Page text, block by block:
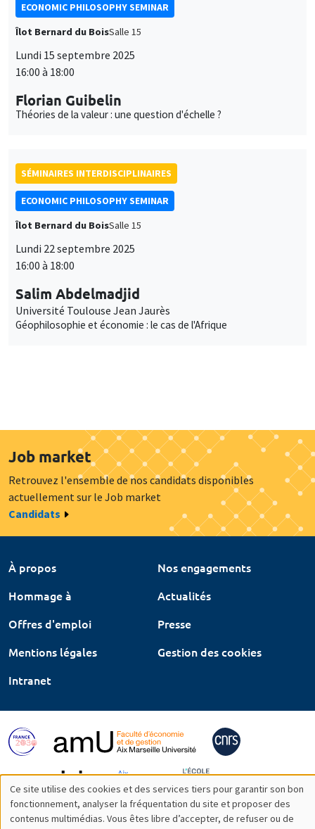
ECONOMIC PHILOSOPHY SEMINAR
Îlot Bernard du BoisSalle 15
Lundi 15 septembre 2025
16:00 à 18:00
Florian Guibelin
Théories de la valeur : une question d'échelle ?
SÉMINAIRES INTERDISCIPLINAIRES
ECONOMIC PHILOSOPHY SEMINAR
Îlot Bernard du BoisSalle 15
Lundi 22 septembre 2025
16:00 à 18:00
Salim Abdelmadjid
Université Toulouse Jean Jaurès
Géophilosophie et économie : le cas de l'Afrique
Job market
Retrouvez l'ensemble de nos candidats disponibles
actuellement sur le Job market
Candidats
À propos
Nos engagements
Hommage à
Actualités
Offres d'emploi
Presse
Mentions légales
Gestion des cookies
Intranet
Utilisation
Ce site utilise des cookies et des services tiers pour garantir son bon
fonctionnement, analyser la fréquentation du site et proposer des
contenus multimédias. Vous êtes libre d’accepter, de refuser ou de